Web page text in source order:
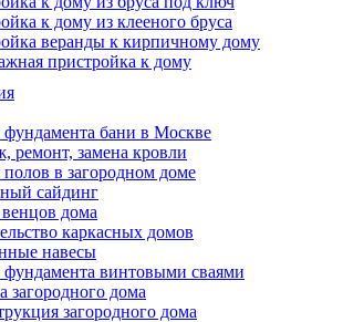
к дому из клееного бруса
веранды к кирпичному дому
пристройка к дому
фундамента бани в Москве
ремонт, замена кровли
в загородном доме
сайдинг
дома
каркасных домов
навесы
фундамента винтовыми сваями
загородного дома
загородного дома